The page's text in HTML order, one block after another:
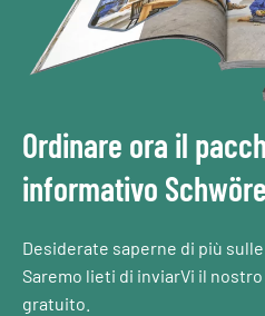
Ordinare ora il
informativo
Desiderate saperne di più
Saremo lieti di inviarVi il
gratuito.